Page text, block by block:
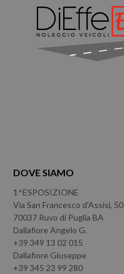
DOVE SIAMO
1^ESPOSIZIONE
Via San Francesco d'Assisi, 50
70037 Ruvo di Puglia BA
Dallafiore Angelo G.
+39 349 13 02 015
Dallafiore Giuseppe
+39 345 23 99 280